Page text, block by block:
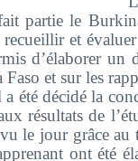
partie le
recueillir etévaluer
d’élaborer
et sur les
été décidé la
résultats de
le jour grâce
ont été